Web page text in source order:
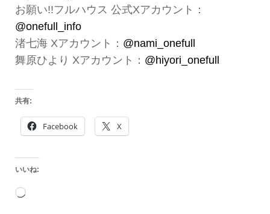
お願い!!フルハウス 公式Xアカウント：
@onefull_info
渚七海 Xアカウント： @nami_onefull
舞原ひより Xアカウント： @hiyori_onefull
共有:
Facebook X
いいね:
読